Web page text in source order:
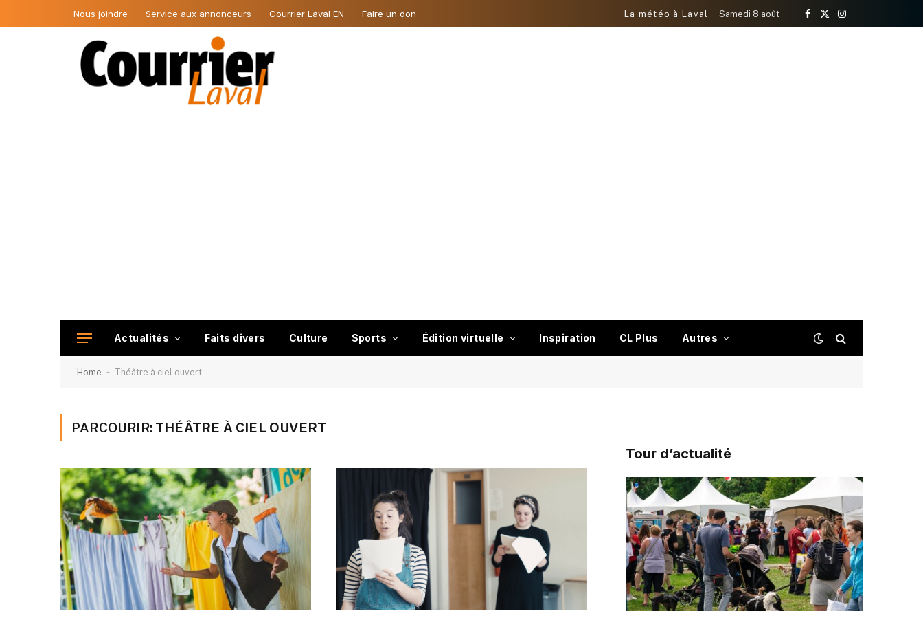
Nous joindre Service aux annonceurs Courrier Laval EN Faire un don La météo à Laval Samedi 8 août
Facebook
X
Instagram
Actualités Faits divers Culture Sports Édition virtuelle Inspiration CL Plus Autres
Home - Théâtre à ciel ouvert
PARCOURIR: THÉÂTRE À CIEL OUVERT
Tour d’actualité